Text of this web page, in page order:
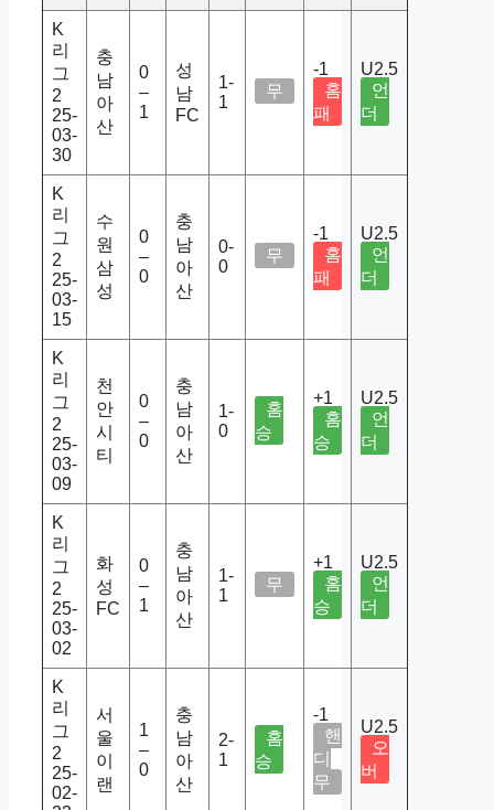
K
리
그
2
25-
03-
30
충
남
아
산
0
–
1
성
남
FC
1-
1
무
-1
홈
패
U2.5
언
더
K
리
그
2
25-
03-
15
수
원
삼
성
0
–
0
충
남
아
산
0-
0
무
-1
홈
패
U2.5
언
더
K
리
그
2
25-
03-
09
천
안
시
티
0
–
0
충
남
아
산
1-
0
홈
승
+1
홈
승
U2.5
언
더
K
리
그
2
25-
03-
02
화
성
FC
0
–
1
충
남
아
산
1-
1
무
+1
홈
승
U2.5
언
더
K
리
그
2
25-
02-
서
울
이
랜
1
–
0
충
남
아
산
2-
1
홈
승
-1
핸
디
무
U2.5
오
버